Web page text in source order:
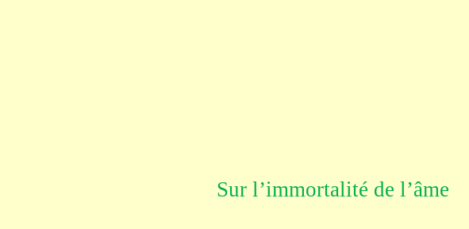
Sur l’immortalité de l’âme